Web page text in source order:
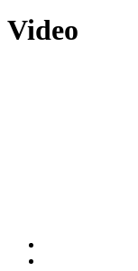
Video